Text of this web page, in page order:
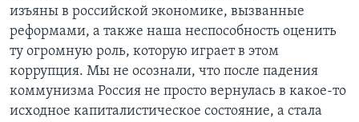
изъяны в российской экономике, вызванные
реформами, а также наша неспособность оценить
ту огромную роль, которую играет в этом
коррупция. Мы не осознали, что после падения
коммунизма Россия не просто вернулась в какое-то
исходное капиталистическое состояние, а стала